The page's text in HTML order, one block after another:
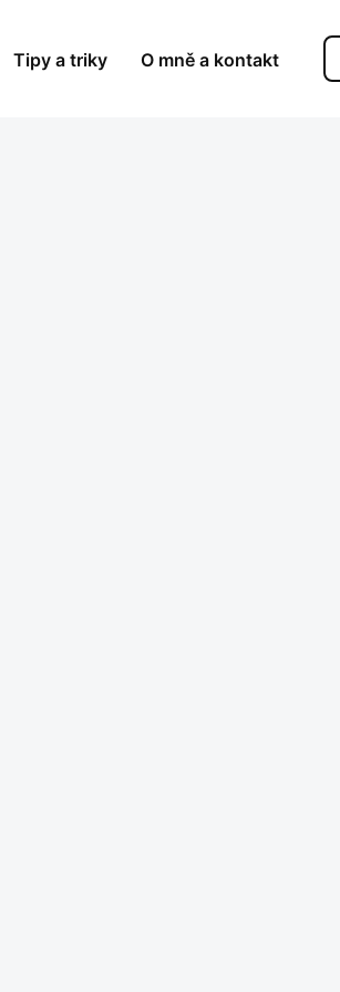
Tipy a triky O mně a kontakt